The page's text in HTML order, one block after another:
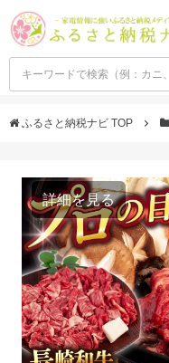
ふるさと納税ナビ TOP
詳細を見る